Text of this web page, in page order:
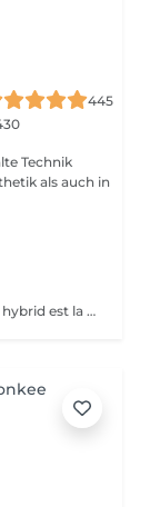
445
als auch in
Pour réservation appeler le centre Le CryoSlim hybrid est la nouvelle génération de Cryolipolyse médicale (traitement des cellules de graisse par le froid). CryoSlim hybrid est le seul appareil d'amincissement à garantir les résultats minceur cliniquement supérieurs à la moyenne et exclusivement avec des températures de traitement saines et sans danger pour l'organisme. Ce traitement concerne les hommes et les femmes qui présentent une ou plusieurs zones localisées souvent résistantes aux efforts de régime et sport : ventre, poignées d'amour, culotte de cheval, intérieur des cuisses, genoux, bras, dos.